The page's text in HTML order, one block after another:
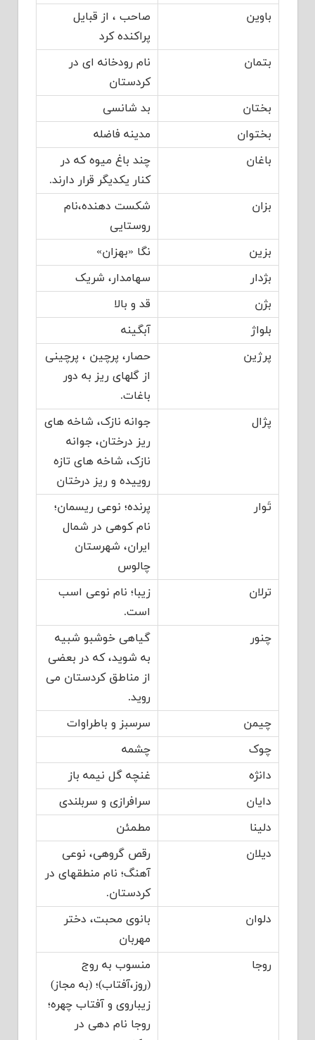
باوین
صاحب ، از قبایل
پراکنده کرد
بتمان
نام رودخانه ای در
کردستان
بختان
بد شانسی
بختوان
مدینه ‏فاضله
باغان
چند باغ میوه که ‏در
کنار یکدیگر قرار دارند.
بزان
شکست دهنده،نام
روستایی
بزین
نگا «بهزان»
بژدار
سهامدار، شریک
بژن
قد و بالا
بلواژ
آبگینه
پرژین
حصار، پرچین ، پرچینی
از گلهای ریز به دور
باغات.
پژال
جوانه نازک، شاخه های
ریز درختان، جوانه
نازک، شاخه های تازه
روییده و ریز درختان
تَوار
پرنده؛ نوعی ریسمان؛
نام کوهی در شمال
ایران، شهرستان
چالوس
ترلان
زیبا؛ نام نوعی اسب
است.
چنور
گیاهی خوشبو شبیه
به شوید، که در بعضی
از مناطق کردستان می
روید.
چیمن
سرسبز و باطراوات
چوک
چشمه
دانژه
غنچه گل نیمه باز
دایان
سرافرازی و سربلندی
دلینا
مطمئن
دیلان
رقص گروهی، نوعی
آهنگ؛ نام منطقهای در
کردستان.
دلوان
بانوی محبت، دختر
مهربان
روجا
منسوب به روج
(روز،آفتاب)؛ (به مجاز)
زیباروی و آفتاب چهره؛
روجا نام دهی در